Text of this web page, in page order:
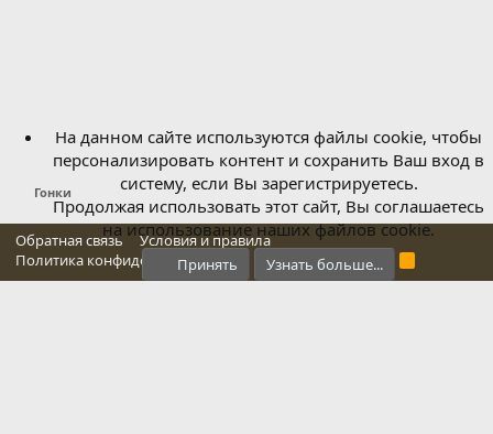
Гонки
Обратная связь
Условия и правила
Политика конфиденциальности
Справка Главная
R
На данном сайте используются файлы cookie, чтобы
персонализировать контент и сохранить Ваш вход в
систему, если Вы зарегистрируетесь.
Продолжая использовать этот сайт, Вы соглашаетесь
на использование наших файлов cookie.
Принять Узнать больше...